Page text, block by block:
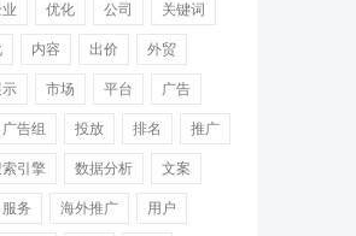
优化 公司 关键词
内容 出价 外贸
示 市场 平台 广告
广告组 投放 排名 推广
引擎 数据分析 文案
服务 海外推广 用户